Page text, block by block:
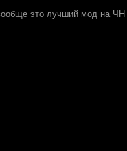
это лучший мод на ЧН